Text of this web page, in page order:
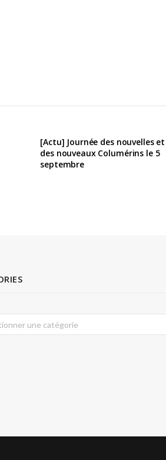
[Actu] Journée des nouvelles et
des nouveaux Columérins le 5
septembre